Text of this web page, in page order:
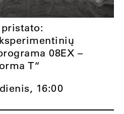
16:00
pristato:
08EX –
T“